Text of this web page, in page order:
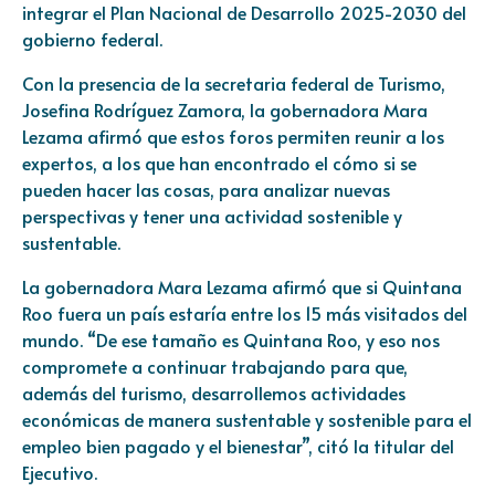
integrar el Plan Nacional de Desarrollo 2025-2030 del
gobierno federal.
Con la presencia de la secretaria federal de Turismo,
Josefina Rodríguez Zamora, la gobernadora Mara
Lezama afirmó que estos foros permiten reunir a los
expertos, a los que han encontrado el cómo si se
pueden hacer las cosas, para analizar nuevas
perspectivas y tener una actividad sostenible y
sustentable.
La gobernadora Mara Lezama afirmó que si Quintana
Roo fuera un país estaría entre los 15 más visitados del
mundo. “De ese tamaño es Quintana Roo, y eso nos
compromete a continuar trabajando para que,
además del turismo, desarrollemos actividades
económicas de manera sustentable y sostenible para el
empleo bien pagado y el bienestar”, citó la titular del
Ejecutivo.